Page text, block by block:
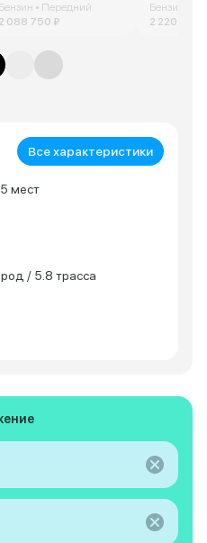
Бензин • Передний
2 088 750 ₽
Бензин •
2 220 000
Все характеристики
мест
/ 5.8 трасса